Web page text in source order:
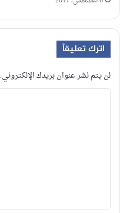
اترك تعليقاً
لن يتم نشر عنوان بريدك الإلكتروني.